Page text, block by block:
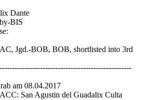
Dante
BIS
Jgd.-BOB, BOB, shortlisted into 3rd
am 08.04.2017
San Agustin del Guadalix Culta